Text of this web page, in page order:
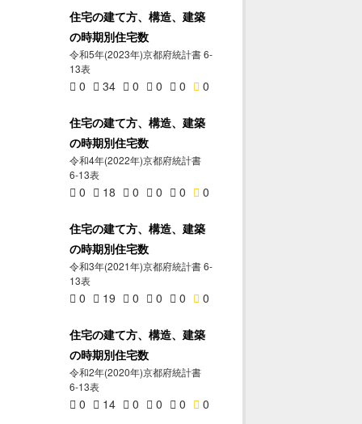
住宅の建て方、構造、建築
の時期別住宅数
令和5年(2023年)京都府統計書 6-
13表
0 34 0 0 0 0
住宅の建て方、構造、建築
の時期別住宅数
令和4年(2022年)京都府統計書
6-13表
0 18 0 0 0 0
住宅の建て方、構造、建築
の時期別住宅数
令和3年(2021年)京都府統計書 6-
13表
0 19 0 0 0 0
住宅の建て方、構造、建築
の時期別住宅数
令和2年(2020年)京都府統計書
6-13表
0 14 0 0 0 0